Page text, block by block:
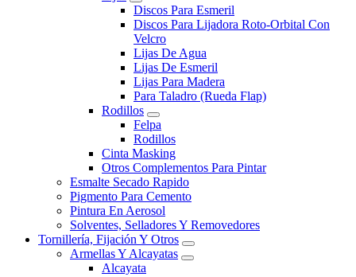
Discos Para Esmeril
Discos Para Lijadora Roto-Orbital Con
Velcro
Lijas De Agua
Lijas De Esmeril
Lijas Para Madera
Para Taladro (Rueda Flap)
Rodillos
Felpa
Rodillos
Cinta Masking
Otros Complementos Para Pintar
Esmalte Secado Rapido
Pigmento Para Cemento
Pintura En Aerosol
Solventes, Selladores Y Removedores
Tornillería, Fijación Y Otros
Armellas Y Alcayatas
Alcayata